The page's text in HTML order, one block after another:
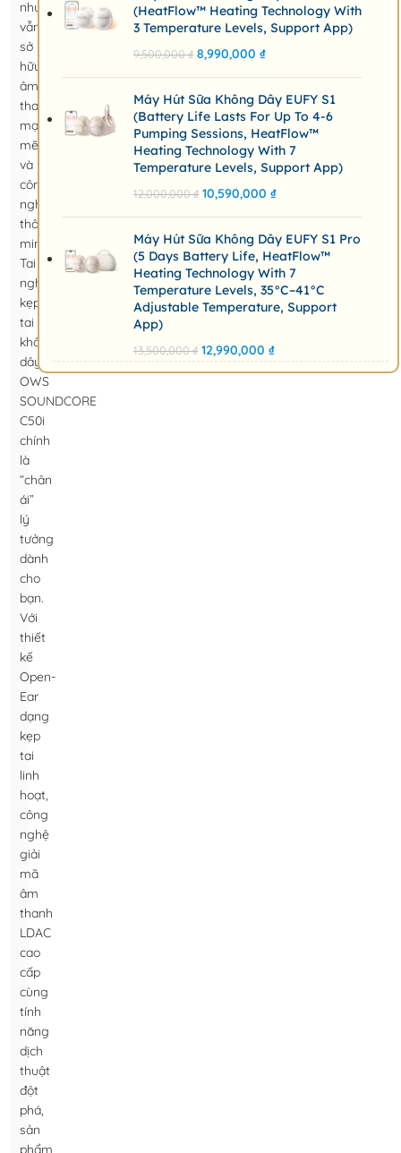
nhưng
vẫn
sở
hữu
âm
thanh
mạnh
mẽ
và
công
nghệ
thông
minh?
Tai
nghe
kẹp
tai
không
dây
OWS
SOUNDCORE
C50i
chính
là
“chân
ái”
lý
tưởng
dành
cho
bạn.
Với
thiết
kế
Open-
Ear
dạng
kẹp
tai
linh
hoạt,
công
nghệ
giải
mã
âm
thanh
LDAC
cao
cấp
cùng
tính
năng
dịch
thuật
đột
phá,
sản
phẩm
(HeatFlow™ Heating Technology With
3 Temperature Levels, Support App)
9,500,000₫ 8,990,000 ₫
Máy Hút Sữa Không Dây EUFY S1
(Battery Life Lasts For Up To 4-6
Pumping Sessions, HeatFlow™
Heating Technology With 7
Temperature Levels, Support App)
12,000,000₫ 10,590,000 ₫
Máy Hút Sữa Không Dây EUFY S1 Pro
(5 Days Battery Life, HeatFlow™
Heating Technology With 7
Temperature Levels, 35°C–41°C
Adjustable Temperature, Support
App)
13,500,000₫ 12,990,000 ₫